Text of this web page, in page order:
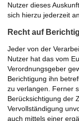
Nutzer dieses
sich hierzu jederzeit
Recht auf
Jeder von der
Nutzer hat das vom
Verordnungsgeber
Berichtigung ihn
zu verlangen. Ferner
Berücksichtigung der
Vervollständigung
auch mittels einer